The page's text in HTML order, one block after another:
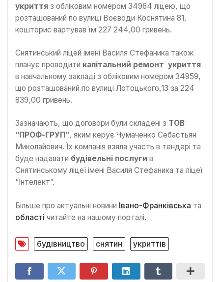
укриття з обліковим номером 34964 ліцею, що
розташований по вулиці Воєводи Коснятина 81,
кошторис вартував їм 227 244,00 гривень.
Снятинський ліцей імені Василя Стефаника також
планує проводити капітальний ремонт укриття
в навчальному закладі з обліковим номером 34959,
що розташований по вулиці Лотоцького,13 за 224
839,00 гривень.
Зазначають, що договори були складені з ТОВ
“ПРОФ-ГРУП”, яким керує Чумаченко Себастьян
Миколайович. Їх компанія взяла участь в тендері та
буде надавати будівельні послуги в
Снятинському ліцеї імені Василя Стефаника та ліцеї
“Інтелект”.
Більше про актуальні новини Івано-Франківська та
області читайте на нашому порталі.
будівництво снятин укриттів